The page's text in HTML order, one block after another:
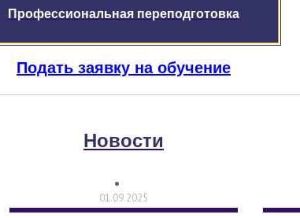
П рофессиональная переподготовка
Подать заявку на обучение
Новости
01.09.2025